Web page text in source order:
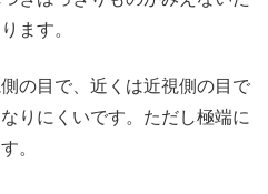
ます。
の目で、近くは近視側の目で
りにくいです。ただし極端に
。